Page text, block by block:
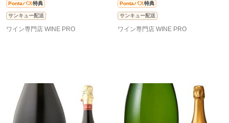
Pontaパス特典
サンキュー配送
ワイン専門店 WINE PRO
Pontaパス特典
サンキュー配送
ワイン専門店 WINE PRO